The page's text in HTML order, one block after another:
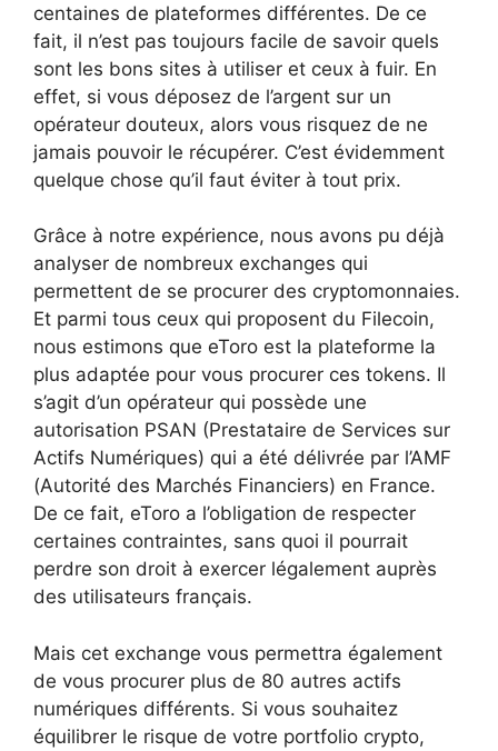
centaines de plateformes différentes. De ce
fait, il n’est pas toujours facile de savoir quels
sont les bons sites à utiliser et ceux à fuir. En
effet, si vous déposez de l’argent sur un
opérateur douteux, alors vous risquez de ne
jamais pouvoir le récupérer. C’est évidemment
quelque chose qu’il faut éviter à tout prix.
Grâce à notre expérience, nous avons pu déjà
analyser de nombreux exchanges qui
permettent de se procurer des cryptomonnaies.
Et parmi tous ceux qui proposent du Filecoin,
nous estimons que eToro est la plateforme la
plus adaptée pour vous procurer ces tokens. Il
s’agit d’un opérateur qui possède une
autorisation PSAN (Prestataire de Services sur
Actifs Numériques) qui a été délivrée par l’AMF
(Autorité des Marchés Financiers) en France.
De ce fait, eToro a l’obligation de respecter
certaines contraintes, sans quoi il pourrait
perdre son droit à exercer légalement auprès
des utilisateurs français.
Mais cet exchange vous permettra également
de vous procurer plus de 80 autres actifs
numériques différents. Si vous souhaitez
équilibrer le risque de votre portfolio crypto,